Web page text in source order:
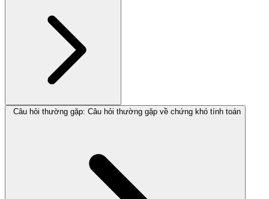
Câu hỏi thường gặp: Câu hỏi thường gặp về chứng khó tính toán